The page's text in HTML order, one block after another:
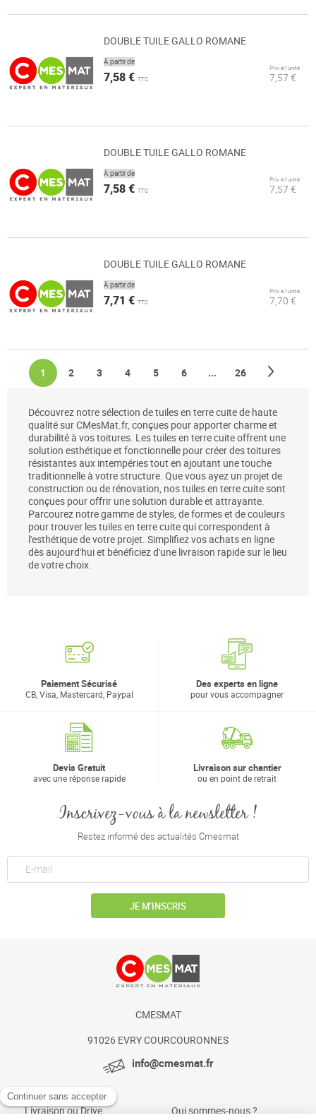
DOUBLE TUILE GALLO ROMANE
À partir de
7,58 € TTC
Prix à l’unité
7,57 €
DOUBLE TUILE GALLO ROMANE
À partir de
7,58 € TTC
Prix à l’unité
7,57 €
DOUBLE TUILE GALLO ROMANE
À partir de
7,71 € TTC
Prix à l’unité
7,70 €
You're currently reading page
1 Page
2 Page
3 Page
4 Page
5 Page
6 ... Page
26
Découvrez notre sélection de tuiles en terre cuite de haute
qualité sur CMesMat.fr, conçues pour apporter charme et
durabilité à vos toitures. Les tuiles en terre cuite offrent une
solution esthétique et fonctionnelle pour créer des toitures
résistantes aux intempéries tout en ajoutant une touche
traditionnelle à votre structure. Que vous ayez un projet de
construction ou de rénovation, nos tuiles en terre cuite sont
conçues pour offrir une solution durable et attrayante.
Parcourez notre gamme de styles, de formes et de couleurs
pour trouver les tuiles en terre cuite qui correspondent à
l'esthétique de votre projet. Simplifiez vos achats en ligne
dès aujourd'hui et bénéficiez d'une livraison rapide sur le lieu
de votre choix.
Paiement Sécurisé
CB, Visa, Mastercard, Paypal
Des experts en ligne
pour vous accompagner
Devis Gratuit
avec une réponse rapide
Livraison sur chantier
ou en point de retrait
Inscrivez-vous à la newsletter !
Restez informé des actualités Cmesmat
JE M’INSCRIS
CMESMAT
91026 EVRY COURCOURONNES
info@cmesmat.fr
Livraison ou Drive Qui sommes-nous ?